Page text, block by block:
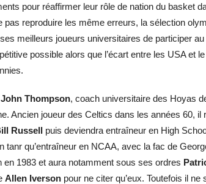
pour réaffirmer leur rôle de nation du basket
pas reproduire les même erreurs, la sélection
meilleurs joueurs universitaires de participer
possible alors que l’écart entre les USA et
John Thompson, coach universitaire des Hoyas
Ancien joueur des Celtics dans les années 60,
Russell puis deviendra entraîneur en High
tanr qu’entraîneur en NCAA, avec la fac de
en 1983 et aura notamment sous ses ordres
Allen Iverson pour ne citer qu’eux. Toutefois il